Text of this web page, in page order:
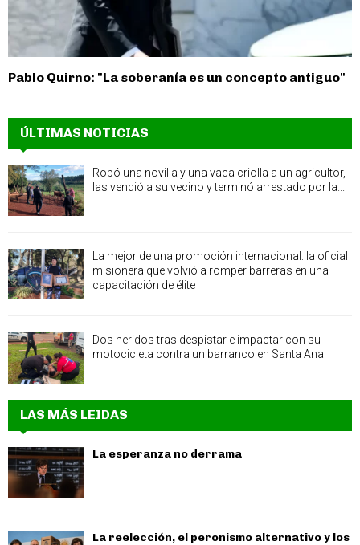
Pablo Quirno: "La soberanía es un concepto antiguo"
ÚLTIMAS NOTICIAS
Robó una novilla y una vaca criolla a un agricultor,
las vendió a su vecino y terminó arrestado por la...
La mejor de una promoción internacional: la oficial
misionera que volvió a romper barreras en una
capacitación de élite
Dos heridos tras despistar e impactar con su
motocicleta contra un barranco en Santa Ana
LAS MÁS LEIDAS
La esperanza no derrama
La reelección, el peronismo alternativo y los